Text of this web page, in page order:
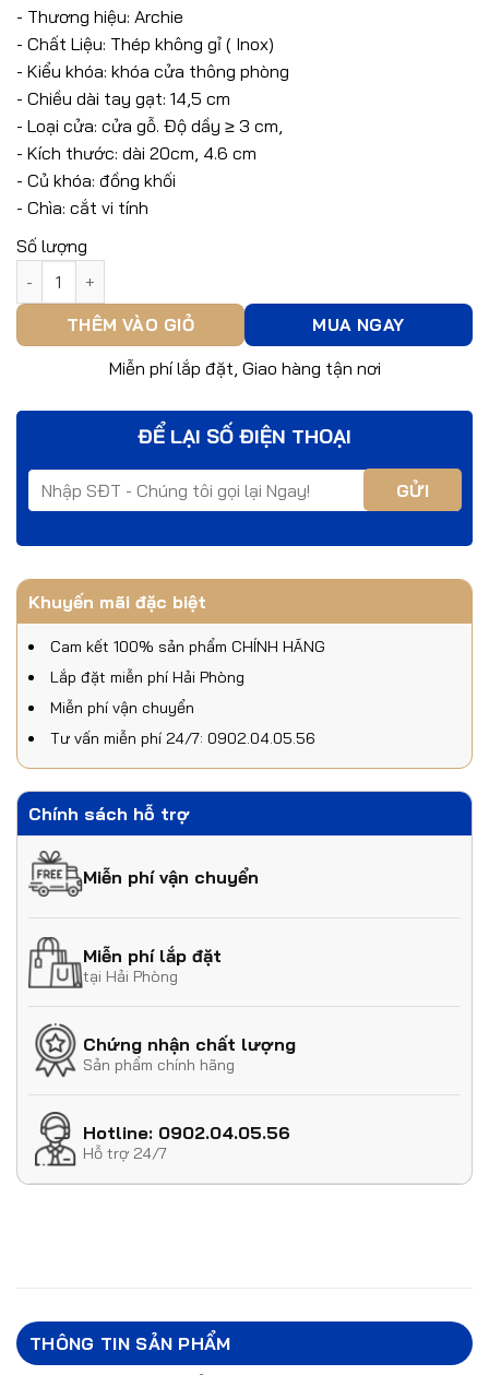
- Thương hiệu: Archie
- Chất Liệu: Thép không gỉ ( Inox)
- Kiểu khóa: khóa cửa thông phòng
- Chiều dài tay gạt: 14,5 cm
- Loại cửa: cửa gỗ. Độ dầy ≥ 3 cm,
- Kích thước: dài 20cm, 4.6 cm
- Củ khóa: đồng khối
- Chìa: cắt vi tính
Số lượng
THÊM VÀO GIỎ
MUA NGAY
Miễn phí lắp đặt, Giao hàng tận nơi
ĐỂ LẠI SỐ ĐIỆN THOẠI
Khuyến mãi đặc biệt
Cam kết 100% sản phẩm CHÍNH HÃNG
Lắp đặt miễn phí Hải Phòng
Miễn phí vận chuyển
Tư vấn miễn phí 24/7: 0902.04.05.56
Chính sách hỗ trợ
Miễn phí vận chuyển
Miễn phí lắp đặt
tại Hải Phòng
Chứng nhận chất lượng
Sản phẩm chính hãng
Hotline: 0902.04.05.56
Hỗ trợ 24/7
THÔNG TIN SẢN PHẨM